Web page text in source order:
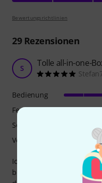
Bewertungsrichtlinien
29Rezensionen
S Tolle all-in-one-
Ich habe die Box für
brauchen wir eine
Bedienung
Features
Sound
Verarbeitung